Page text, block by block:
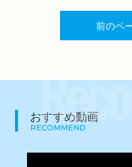
前のペ
おすすめ動画
RECOMMEND